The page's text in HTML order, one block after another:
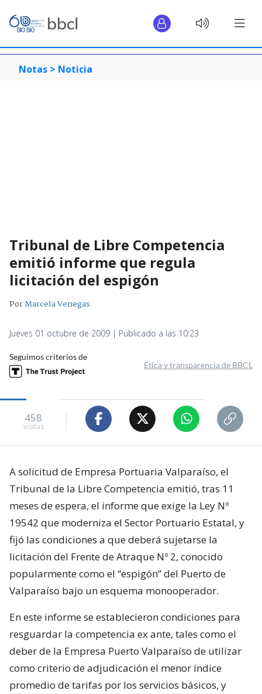
Notas > Noticia
Tribunal de Libre Competencia
emitió informe que regula
licitación del espigón
PorMarcela Venegas
Jueves 01 octubre de 2009 | Publicado a las 10:23
Seguimos criterios de
Ética y transparencia de BBCL
458
visitas
A solicitud de Empresa Portuaria Valparaíso, el
Tribunal de la Libre Competencia emitió, tras 11
meses de espera, el informe que exige la Ley Nº
19542 que moderniza el Sector Portuario Estatal, y
fijó las condiciones a que deberá sujetarse la
licitación del Frente de Atraque Nº 2, conocido
popularmente como el “espigón” del Puerto de
Valparaíso bajo un esquema monooperador.
En este informe se establecieron condiciones para
resguardar la competencia ex ante, tales como el
deber de la Empresa Puerto Valparaíso de utilizar
como criterio de adjudicación el menor índice
promedio de tarifas por los servicios básicos, y